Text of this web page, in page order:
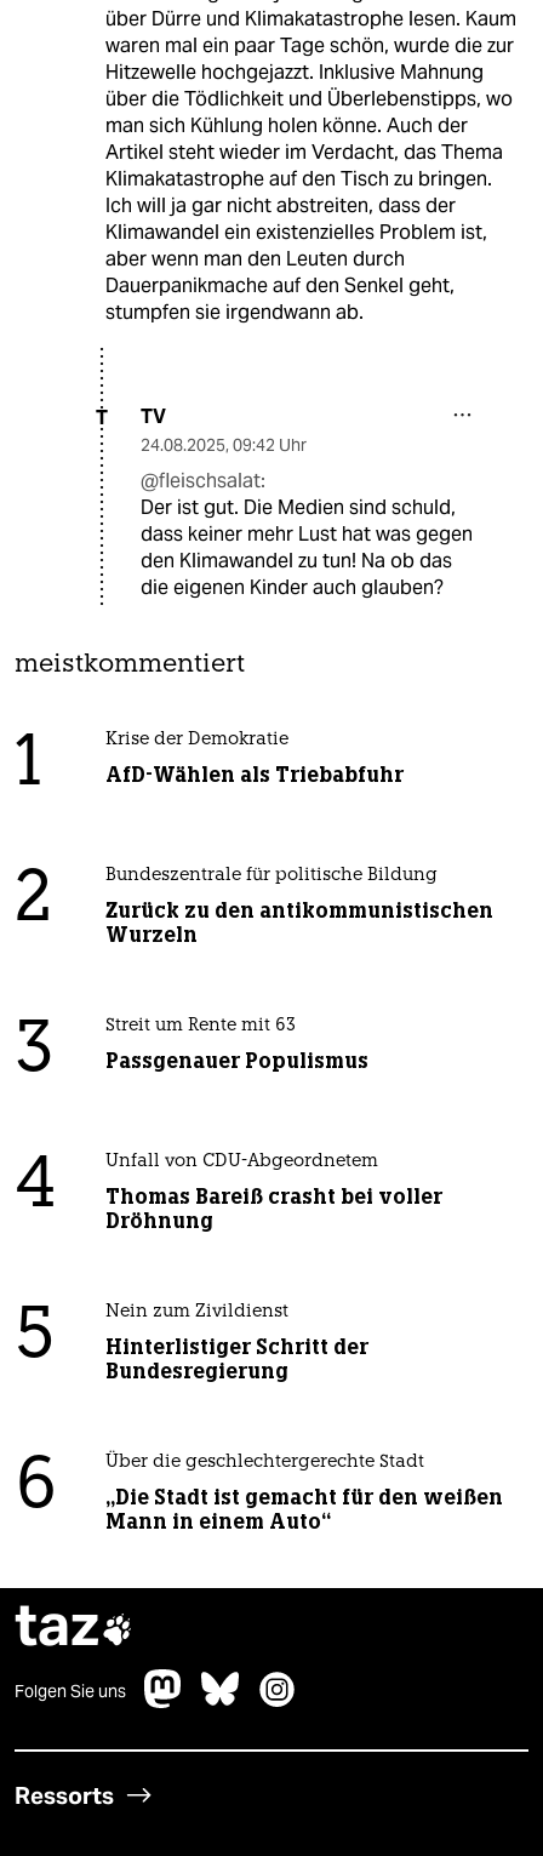
über Dürre und Klimakatastrophe lesen. Kaum
waren mal ein paar Tage schön, wurde die zur
Hitzewelle hochgejazzt. Inklusive Mahnung
über die Tödlichkeit und Überlebenstipps, wo
man sich Kühlung holen könne. Auch der
Artikel steht wieder im Verdacht, das Thema
Klimakatastrophe auf den Tisch zu bringen.
Ich will ja gar nicht abstreiten, dass der
Klimawandel ein existenzielles Problem ist,
aber wenn man den Leuten durch
Dauerpanikmache auf den Senkel geht,
stumpfen sie irgendwann ab.
T TV
24.08.2025, 09:42 Uhr
@fleischsalat:
Der ist gut. Die Medien sind schuld,
dass keiner mehr Lust hat was gegen
den Klimawandel zu tun! Na ob das
die eigenen Kinder auch glauben?
meistkommentiert
1 Krise der Demokratie
AfD-Wählen als Triebabfuhr
2 Bundeszentrale für politische Bildung
Zurück zu den antikommunistischen
Wurzeln
3 Streit um Rente mit 63
Passgenauer Populismus
4 Unfall von CDU-Abgeordnetem
Thomas Bareiß crasht bei voller
Dröhnung
5 Nein zum Zivildienst
Hinterlistiger Schritt der
Bundesregierung
6 Über die geschlechtergerechte Stadt
„Die Stadt ist gemacht für den weißen
Mann in einem Auto“
taz
Folgen Sie uns
Ressorts